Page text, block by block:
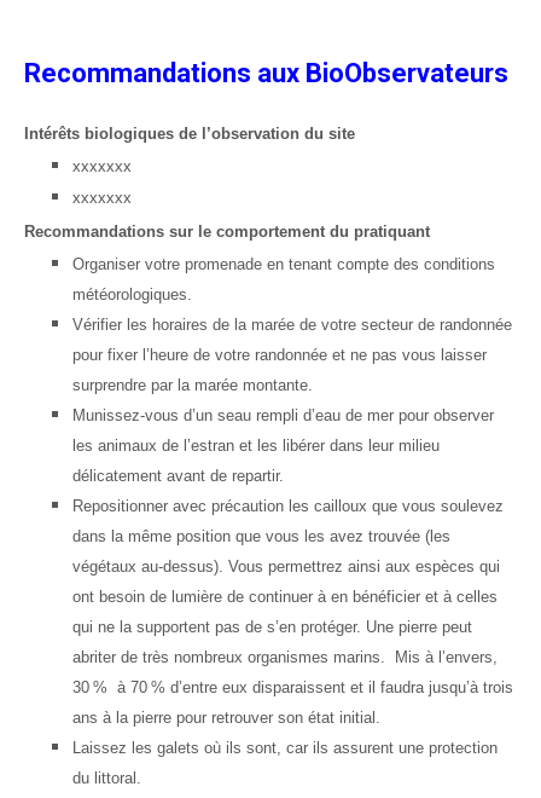
Recommandations aux BioObservateurs
Intérêts biologiques de l’observation du site
xxxxxxx
xxxxxxx
Recommandations sur le comportement du pratiquant
Organiser votre promenade en tenant compte des conditions
météorologiques.
Vérifier les horaires de la marée de votre secteur de randonnée
pour fixer l’heure de votre randonnée et ne pas vous laisser
surprendre par la marée montante.
Munissez-vous d’un seau rempli d’eau de mer pour observer
les animaux de l’estran et les libérer dans leur milieu
délicatement avant de repartir.
Repositionner avec précaution les cailloux que vous soulevez
dans la même position que vous les avez trouvée (les
végétaux au-dessus). Vous permettrez ainsi aux espèces qui
ont besoin de lumière de continuer à en bénéficier et à celles
qui ne la supportent pas de s’en protéger. Une pierre peut
abriter de très nombreux organismes marins. Mis à l’envers,
30 % à 70 % d’entre eux disparaissent et il faudra jusqu’à trois
ans à la pierre pour retrouver son état initial.
Laissez les galets où ils sont, car ils assurent une protection
du littoral.